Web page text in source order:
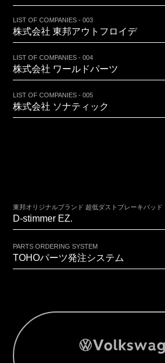
LIST OF COMPANIES - 003
株式会社 東邦アウトフロイデ
LIST OF COMPANIES - 004
株式会社 ワールドパーツ
LIST OF COMPANIES - 005
株式会社 ソナティック
東邦オリジナルブランド 超低ダストブレーキパッド
D-stimmer EZ.
PARTS ORDERING SYSTEM
TOHOパーツ発注システム